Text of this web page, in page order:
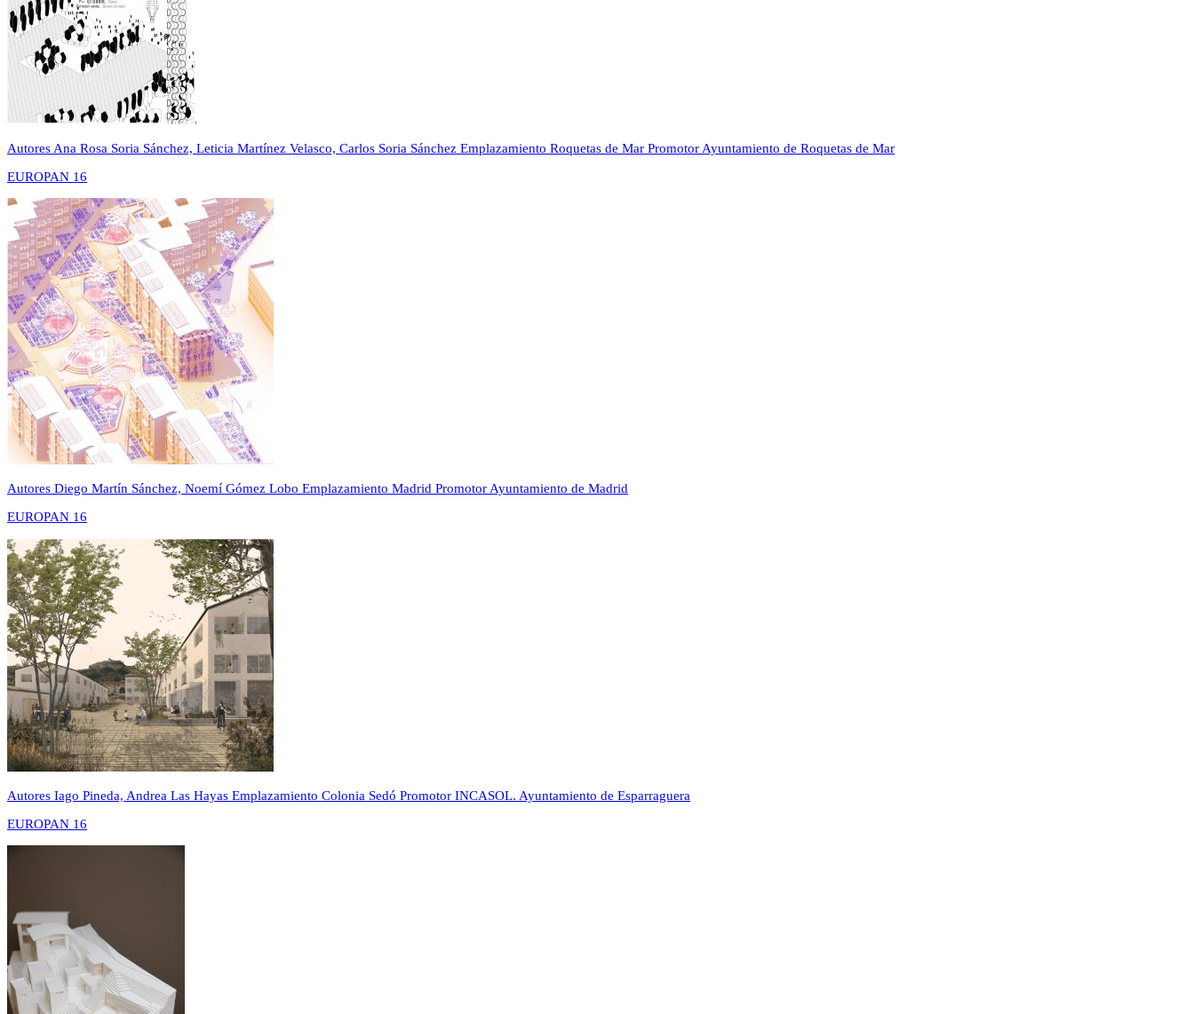
Autores Ana Rosa Soria Sánchez, Leticia Martínez Velasco, Carlos Soria Sánchez Emplazamiento Roquetas de Mar Promotor Ayuntamiento de Roquetas de Mar
EUROPAN 16
Autores Diego Martín Sánchez, Noemí Gómez Lobo Emplazamiento Madrid Promotor Ayuntamiento de Madrid
EUROPAN 16
Autores Iago Pineda, Andrea Las Hayas Emplazamiento Colonia Sedó Promotor INCASOL. Ayuntamiento de Esparraguera
EUROPAN 16